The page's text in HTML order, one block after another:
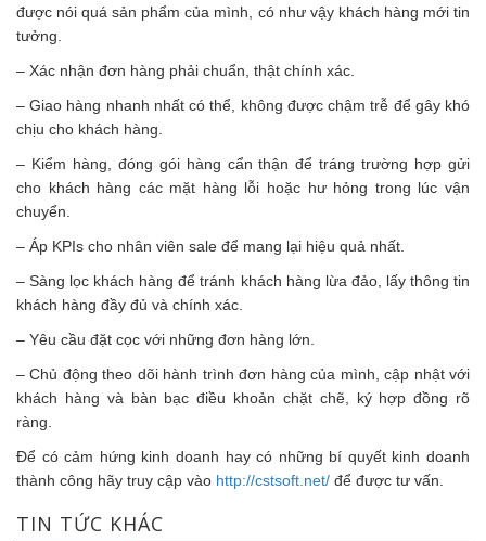
được nói quá sản phẩm của mình, có như vậy khách hàng mới tin
tưởng.
– Xác nhận đơn hàng phải chuẩn, thật chính xác.
– Giao hàng nhanh nhất có thể, không được chậm trễ để gây khó
chịu cho khách hàng.
– Kiểm hàng, đóng gói hàng cẩn thận để tráng trường hợp gửi
cho khách hàng các mặt hàng lỗi hoặc hư hỏng trong lúc vận
chuyển.
– Áp KPIs cho nhân viên sale để mang lại hiệu quả nhất.
– Sàng lọc khách hàng để tránh khách hàng lừa đảo, lấy thông tin
khách hàng đầy đủ và chính xác.
– Yêu cầu đặt cọc với những đơn hàng lớn.
– Chủ động theo dõi hành trình đơn hàng của mình, cập nhật với
khách hàng và bàn bạc điều khoản chặt chẽ, ký hợp đồng rõ
ràng.
Để có cảm hứng kinh doanh hay có những bí quyết kinh doanh
thành công hãy truy cập vào http://cstsoft.net/ để được tư vấn.
TIN TỨC KHÁC